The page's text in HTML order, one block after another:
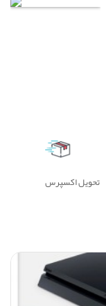
تحویل اکسپرس